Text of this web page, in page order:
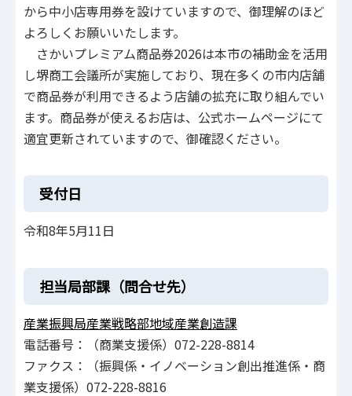
から中小店専用券を設けていますので、御理解のほど
よろしくお願いいたします。
さかいプレミアム商品券2026は本市の補助金を活用
し堺商工会議所が実施しており、現在多くの市内店舗
で商品券が利用できるよう店舗の拡充に取り組んでい
ます。商品券が使えるお店は、公式ホームページにて
適宜更新されていますので、御確認ください。
受付日
令和8年5月11日
担当局部課（問合せ先）
産業振興局産業戦略部地域産業創造課
電話番号：（商業支援係）072-228-8814
ファクス：（振興係・イノベーション創出推進係・商
業支援係）072-228-8816